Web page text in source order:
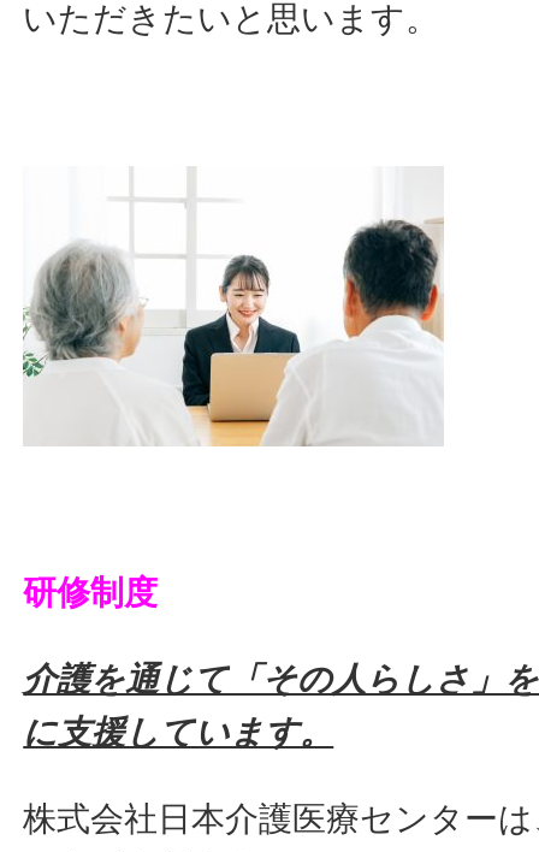
いただきたいと思います。
研修制度
介護を通じて「その人らしさ」
に支援しています。
株式会社日本介護医療センター